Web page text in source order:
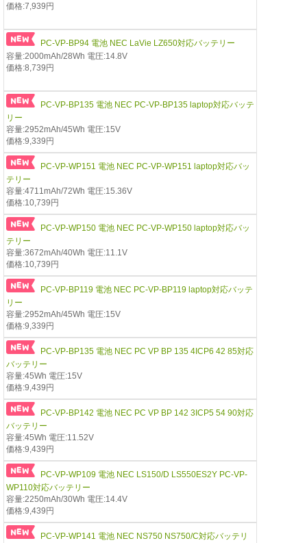
価格:7,939円
PC-VP-BP94 電池 NEC LaVie LZ650対応バッテリー
容量:2000mAh/28Wh 電圧:14.8V
価格:8,739円
PC-VP-BP135 電池 NEC PC-VP-BP135 laptop対応バッテ
リー
容量:2952mAh/45Wh 電圧:15V
価格:9,339円
PC-VP-WP151 電池 NEC PC-VP-WP151 laptop対応バッ
テリー
容量:4711mAh/72Wh 電圧:15.36V
価格:10,739円
PC-VP-WP150 電池 NEC PC-VP-WP150 laptop対応バッ
テリー
容量:3672mAh/40Wh 電圧:11.1V
価格:10,739円
PC-VP-BP119 電池 NEC PC-VP-BP119 laptop対応バッテ
リー
容量:2952mAh/45Wh 電圧:15V
価格:9,339円
PC-VP-BP135 電池 NEC PC VP BP 135 4ICP6 42 85対応
バッテリー
容量:45Wh 電圧:15V
価格:9,439円
PC-VP-BP142 電池 NEC PC VP BP 142 3ICP5 54 90対応
バッテリー
容量:45Wh 電圧:11.52V
価格:9,439円
PC-VP-WP109 電池 NEC LS150/D LS550ES2Y PC-VP-
WP110対応バッテリー
容量:2250mAh/30Wh 電圧:14.4V
価格:9,439円
PC-VP-WP141 電池 NEC NS750 NS750/C対応バッテリ